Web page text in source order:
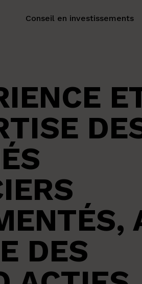
Conseil en investissements
DES